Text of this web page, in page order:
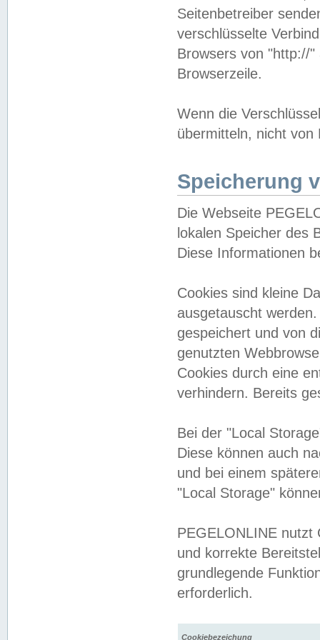
Seitenbetreiber
verschlüsselte
Browsers von "http://
Browserzeile.
Wenn die
übermitteln, nicht von
Speicherung
Die Webseite
lokalen Speicher des
Diese Informationen
Cookies sind kleine
ausgetauscht
gespeichert und von
genutzten
Cookies durch eine
verhindern. Bereits
Bei der "Local
Diese können auch
und bei einem
"Local Storage"
PEGELONLINE nutzt
und korrekte
grundlegende
erforderlich.
Cookiebezeichung